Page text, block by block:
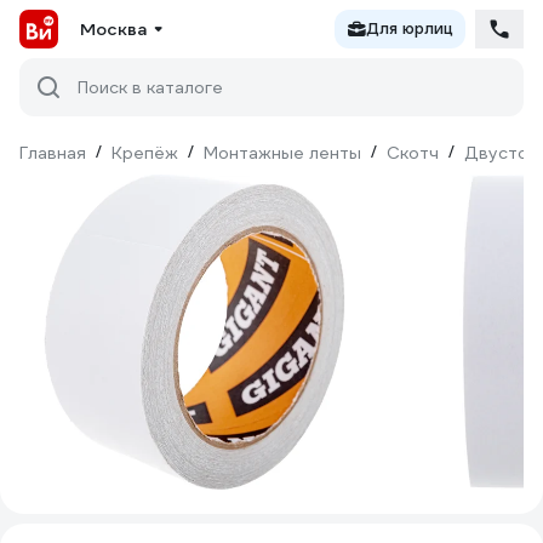
Москва Для юрлиц
Поиск в каталоге
Главная / Крепёж / Монтажные ленты / Скотч /